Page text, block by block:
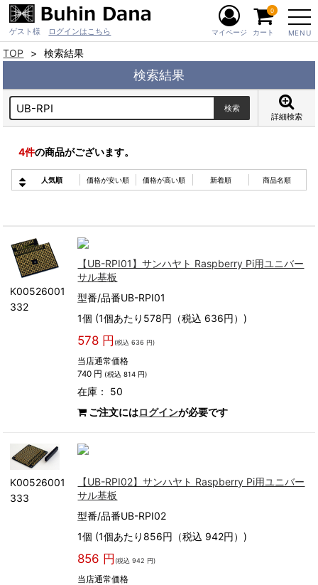
ゲスト様 ログインはこちら MENU
マイページ カート
0
TOP 検索結果
検索結果
詳細検索
4件の商品がございます。
人気順 価格が安い順 価格が高い順 新着順 商品名順
K00526001
332
【UB-RPI01】サンハヤト Raspberry Pi用ユニバー
サル基板
型番/品番UB-RPI01
1個 (1個あたり578円（税込 636円）)
578 円 (税込 636 円)
当店通常価格
740 円 (税込 814 円)
在庫： 50
ご注文にはログインが必要です
K00526001
333
【UB-RPI02】サンハヤト Raspberry Pi用ユニバー
サル基板
型番/品番UB-RPI02
1個 (1個あたり856円（税込 942円）)
856 円 (税込 942 円)
当店通常価格